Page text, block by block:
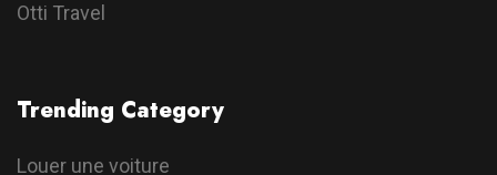
Otti Travel
Trending Category
Louer une voiture